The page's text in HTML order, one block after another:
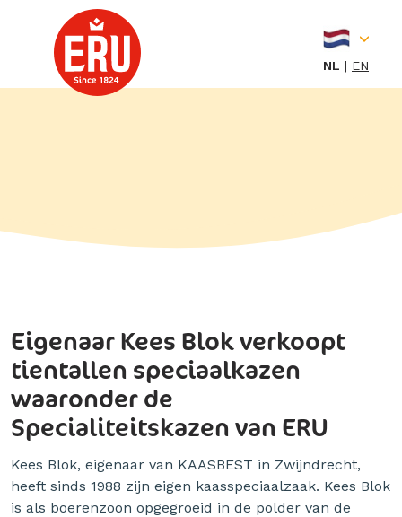
NL EN
Eigenaar Kees Blok verkoopt
tientallen speciaalkazen
waaronder de
Specialiteitskazen van ERU
Kees Blok, eigenaar van KAASBEST in Zwijndrecht,
heeft sinds 1988 zijn eigen kaasspeciaalzaak. Kees Blok
is als boerenzoon opgegroeid in de polder van de